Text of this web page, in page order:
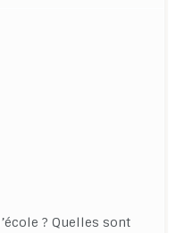
? Quelles sont